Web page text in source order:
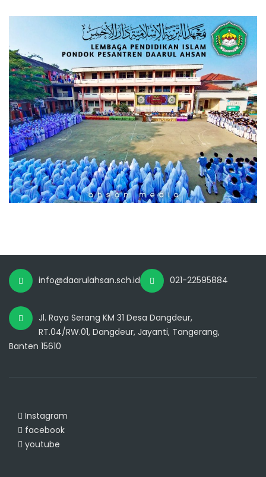
info@daarulahsan.sch.id 021-22595884
Jl. Raya Serang KM 31 Desa Dangdeur,
RT.04/RW.01, Dangdeur, Jayanti, Tangerang,
Banten 15610
Instagram
facebook
youtube